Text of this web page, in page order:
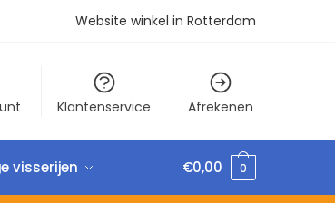
Website winkel in Rotterdam
Klantenservice Afrekenen
visserijen €0,00 0